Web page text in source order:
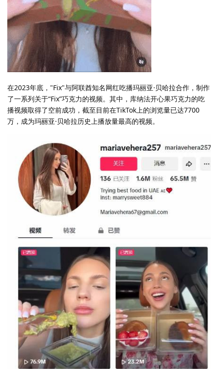
在2023年底，"Fix"与阿联酋知名网红吃播玛丽亚·贝哈拉合作，制作
了一系列关于“Fix”巧克力的视频。其中，库纳法开心果巧克力的吃
播视频取得了空前成功，截至目前在TikTok上的浏览量已达7700
万，成为玛丽亚·贝哈拉历史上播放量最高的视频。